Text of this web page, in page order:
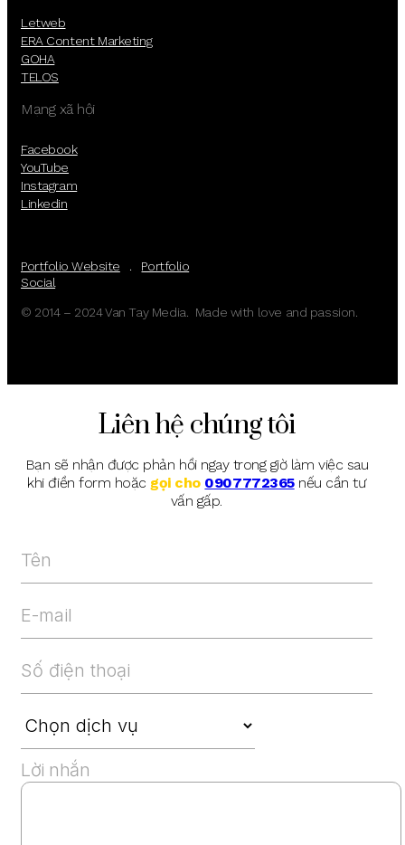
Letweb
ERA Content Marketing
GOHA
TELOS
Mạng xã hội
Facebook
YouTube
Instagram
Linkedin
Portfolio Website . Portfolio
Social
© 2014 – 2024 Van Tay Media. Made with love and passion.
Liên hệ chúng tôi
Bạn sẽ nhận được phản hồi ngay trong giờ làm việc sau
khi điền form hoặc gọi cho 0907772365nếu cần tư
vấn gấp.
Lời nhắn